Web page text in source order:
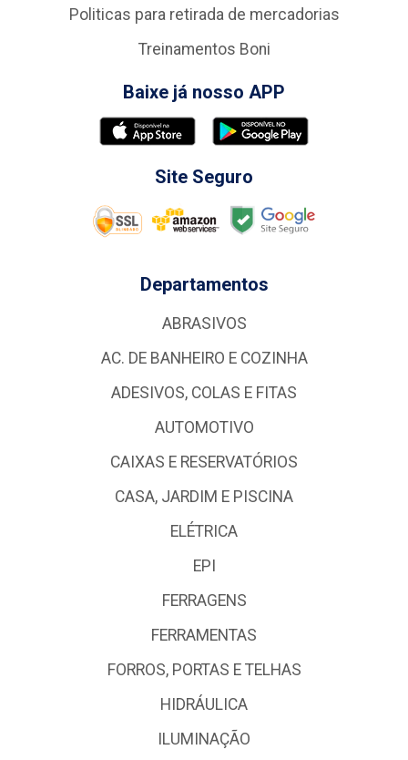
Politicas para retirada de mercadorias
Treinamentos Boni
Baixe já nosso APP
Site Seguro
Departamentos
ABRASIVOS
AC. DE BANHEIRO E COZINHA
ADESIVOS, COLAS E FITAS
AUTOMOTIVO
CAIXAS E RESERVATÓRIOS
CASA, JARDIM E PISCINA
ELÉTRICA
EPI
FERRAGENS
FERRAMENTAS
FORROS, PORTAS E TELHAS
HIDRÁULICA
ILUMINAÇÃO